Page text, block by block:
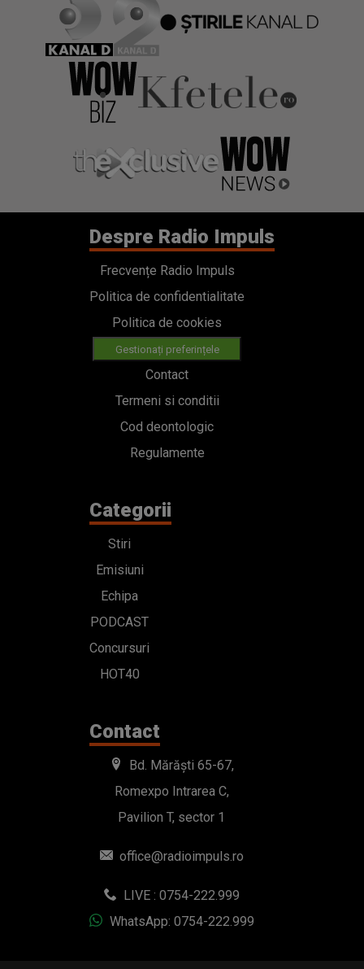
Despre Radio Impuls
Frecvențe Radio Impuls
Politica de confidentialitate
Politica de cookies
Gestionați preferințele
Contact
Termeni si conditii
Cod deontologic
Regulamente
Categorii
Stiri
Emisiuni
Echipa
PODCAST
Concursuri
HOT40
Contact
Bd. Mărăști 65-67,
Romexpo Intrarea C,
Pavilion T, sector 1
office@radioimpuls.ro
LIVE : 0754-222.999
WhatsApp: 0754-222.999